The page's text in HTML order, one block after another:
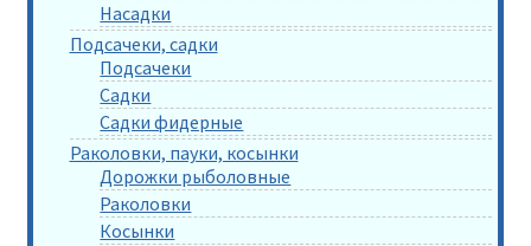
Насадки
Подсачеки, садки
Подсачеки
Садки
Садки фидерные
Раколовки, пауки, косынки
Дорожки рыболовные
Раколовки
Косынки